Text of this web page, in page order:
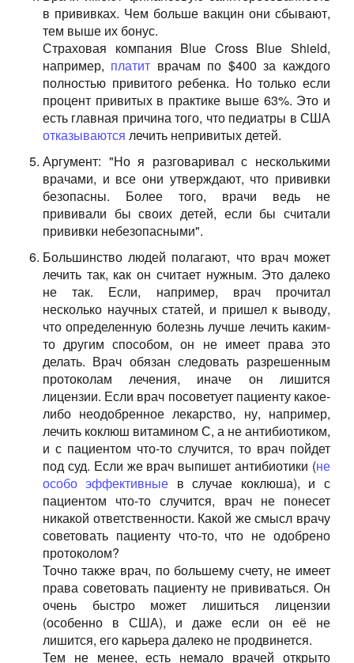
в прививках. Чем больше вакцин они сбывают,
тем выше их бонус.
Страховая компания Blue Cross Blue Shield,
например, платит врачам по $400 за каждого
полностью привитого ребенка. Но только если
процент привитых в практике выше 63%. Это и
есть главная причина того, что педиатры в США
отказываются лечить непривитых детей.
Аргумент: "Но я разговаривал с несколькими
врачами, и все они утверждают, что прививки
безопасны. Более того, врачи ведь не
прививали бы своих детей, если бы считали
прививки небезопасными".
Большинство людей полагают, что врач может
лечить так, как он считает нужным. Это далеко
не так. Если, например, врач прочитал
несколько научных статей, и пришел к выводу,
что определенную болезнь лучше лечить каким-
то другим способом, он не имеет права это
делать. Врач обязан следовать разрешенным
протоколам лечения, иначе он лишится
лицензии. Если врач посоветует пациенту какое-
либо неодобренное лекарство, ну, например,
лечить коклюш витамином С, а не антибиотиком,
и с пациентом что-то случится, то врач пойдет
под суд. Если же врач выпишет антибиотики (не
особо эффективные в случае коклюша), и с
пациентом что-то случится, врач не понесет
никакой ответственности. Какой же смысл врачу
советовать пациенту что-то, что не одобрено
протоколом?
Точно также врач, по большему счету, не имеет
права советовать пациенту не прививаться. Он
очень быстро может лишиться лицензии
(особенно в США), и даже если он её не
лишится, его карьера далеко не продвинется.
Тем не менее, есть немало врачей открыто